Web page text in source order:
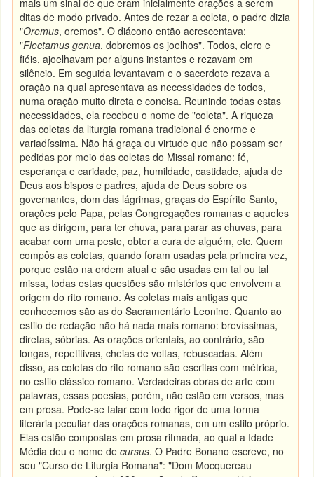
mais um sinal de que eram inicialmente orações a serem
ditas de modo privado. Antes de rezar a coleta, o padre dizia
"Oremus, oremos". O diácono então acrescentava:
"Flectamus genua, dobremos os joelhos". Todos, clero e
fiéis, ajoelhavam por alguns instantes e rezavam em
silêncio. Em seguida levantavam e o sacerdote rezava a
oração na qual apresentava as necessidades de todos,
numa oração muito direta e concisa. Reunindo todas estas
necessidades, ela recebeu o nome de "coleta". A riqueza
das coletas da liturgia romana tradicional é enorme e
variadíssima. Não há graça ou virtude que não possam ser
pedidas por meio das coletas do Missal romano: fé,
esperança e caridade, paz, humildade, castidade, ajuda de
Deus aos bispos e padres, ajuda de Deus sobre os
governantes, dom das lágrimas, graças do Espírito Santo,
orações pelo Papa, pelas Congregações romanas e aqueles
que as dirigem, para ter chuva, para parar as chuvas, para
acabar com uma peste, obter a cura de alguém, etc. Quem
compôs as coletas, quando foram usadas pela primeira vez,
porque estão na ordem atual e são usadas em tal ou tal
missa, todas estas questões são mistérios que envolvem a
origem do rito romano. As coletas mais antigas que
conhecemos são as do Sacramentário Leonino. Quanto ao
estilo de redação não há nada mais romano: brevíssimas,
diretas, sóbrias. As orações orientais, ao contrário, são
longas, repetitivas, cheias de voltas, rebuscadas. Além
disso, as coletas do rito romano são escritas com métrica,
no estilo clássico romano. Verdadeiras obras de arte com
palavras, essas poesias, porém, não estão em versos, mas
em prosa. Pode-se falar com todo rigor de uma forma
literária peculiar das orações romanas, em um estilo próprio.
Elas estão compostas em prosa ritmada, ao qual a Idade
Média deu o nome decursus. O Padre Bonano escreve, no
seu "Curso de Liturgia Romana": "Dom Mocquereau